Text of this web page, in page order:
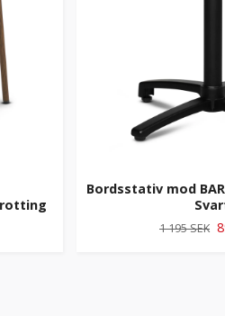
Bordsstativ mod
1 195 SEK